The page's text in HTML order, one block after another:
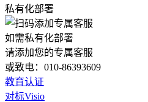
私有化部署
如需私有化部署
请添加您的专属客服
或致电：010-86393609
教育认证
对标Visio